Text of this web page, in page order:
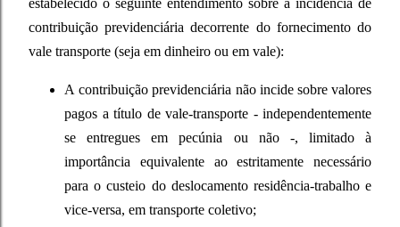
estabelecido o seguinte entendimento sobre a incidência de
contribuição previdenciária decorrente do fornecimento do
vale transporte (seja em dinheiro ou em vale):
Acontribuição previdenciária não incide sobre valores
pagos a título de vale-transporte - independentemente
se entregues em pecúnia ou não -, limitado à
importância equivalente ao estritamente necessário
para o custeio do deslocamento residência-trabalho e
vice-versa, em transporte coletivo;